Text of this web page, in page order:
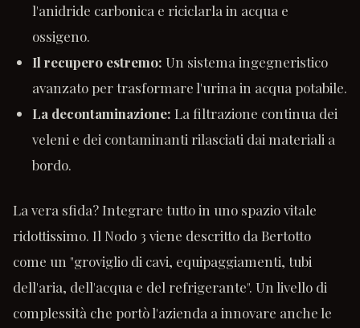
l'anidride carbonica e riciclarla in acqua e
ossigeno.
Il recupero estremo: Un sistema ingegneristico
avanzato per trasformare l'urina in acqua potabile.
La decontaminazione: La filtrazione continua dei
veleni e dei contaminanti rilasciati dai materiali a
bordo.
La vera sfida? Integrare tutto in uno spazio vitale
ridottissimo. Il Nodo 3 viene descritto da Bertotto
come un "groviglio di cavi, equipaggiamenti, tubi
dell'aria, dell'acqua e del refrigerante". Un livello di
complessità che portò l'azienda a innovare anche le